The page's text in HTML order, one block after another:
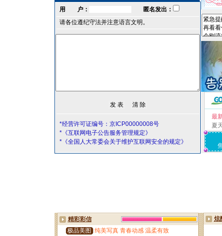
用 户：
匿名发出：
请各位遵纪守法并注意语言文明。
*经营许可证编号：京ICP00000008号
*《互联网电子公告服务管理规定》
*《全国人大常委会关于维护互联网安全的规定》
最
夏